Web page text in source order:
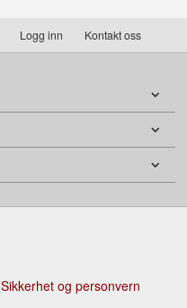
Logg inn Kontakt oss
Sikkerhet og personvern